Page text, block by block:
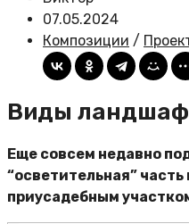
07.05.2024
Композиции /
Виды
Еще совсем недавно
“осветительная”
приусадебным